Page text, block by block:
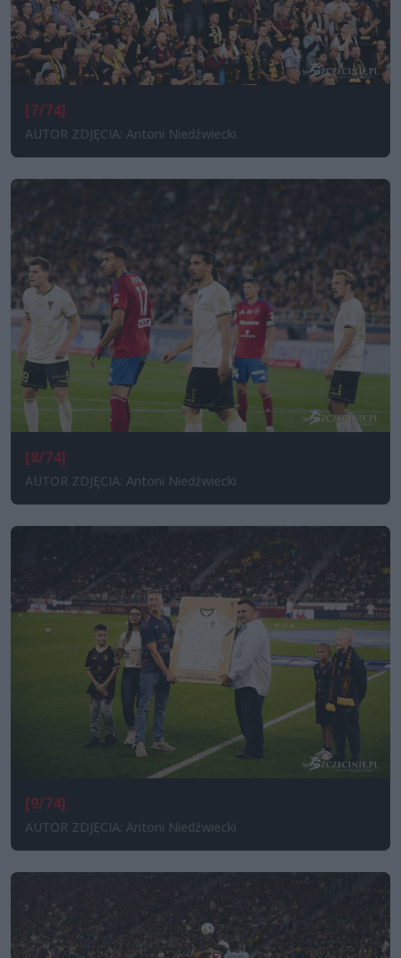
[7/74]
AUTOR ZDJĘCIA: Antoni Niedźwiecki
[8/74]
AUTOR ZDJĘCIA: Antoni Niedźwiecki
[9/74]
AUTOR ZDJĘCIA: Antoni Niedźwiecki